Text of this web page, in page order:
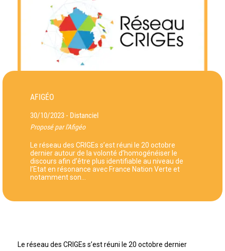
AFIGÉO
30/10/2023 - Distanciel
Proposé par l'Afigéo
Le réseau des CRIGEs s’est réuni le 20 octobre
dernier autour de la volonté d’homogénéiser le
discours afin d’être plus identifiable au niveau de
l’Etat en résonance avec France Nation Verte et
notamment son…
Le réseau des CRIGEs s’est réuni le 20 octobre dernier